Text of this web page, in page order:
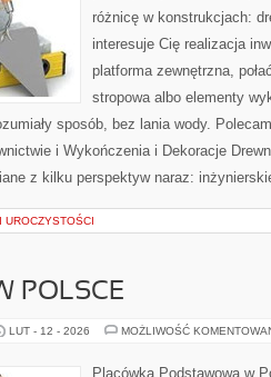
różnicę w konstrukcjach:
interesuje Cię realizacja
platforma zewnętrzna,
stropowa albo elementy
sposób, bez lania wody.
i Wykończenia i Dekoracje
z kilku perspektyw naraz:
UROCZYSTOŚCI
POLSCE
LUT - 12 - 2026 MOŻLIWOŚĆ
Placówka Podstawowa w